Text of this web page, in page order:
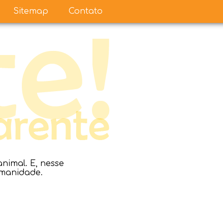
E, nesse
Sitemap Contato